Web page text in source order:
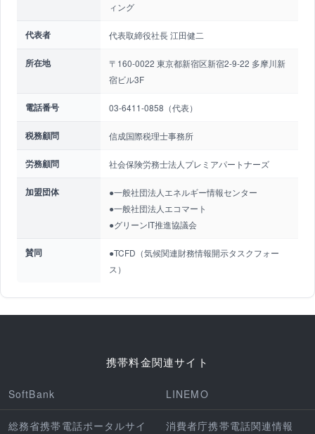
ィング
代表者 代表取締役社長 江田健二
所在地
〒160-0022 東京都新宿区新宿2-9-22 多摩川新
宿ビル3F
電話番号 03-6411-0858（代表）
税務顧問 信成国際税理士事務所
労務顧問 社会保険労務士法人プレミアパートナーズ
加盟団体
●一般社団法人エネルギー情報センター
●一般社団法人エコマート
●グリーンIT推進協議会
賛同
●TCFD（気候関連財務情報開示タスクフォー
ス）
携帯料金関連サイト
SoftBank LINEMO
総務省携帯電話ポータルサイ 消費者庁携帯電話関連情報